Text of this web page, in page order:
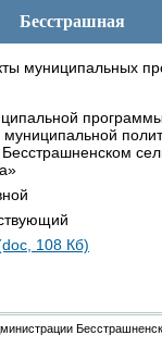
Бесстрашная
муниципальных
муниципальной
Бесстрашненском
108 Кб)